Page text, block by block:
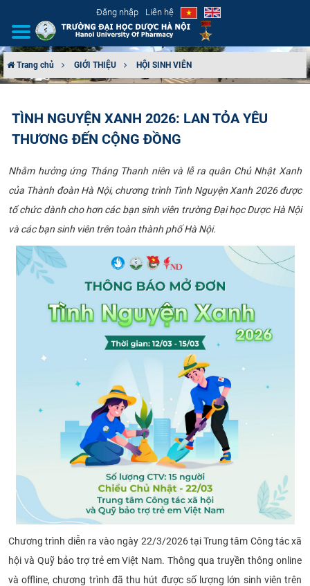
Đăng nhập Liên hệ
CƠ CẤU TỔ CHỨC
ĐÀO TẠO
ĐẢM BẢO CHẤT LƯỢNG
KHOA HỌC CÔNG NGHỆ
CỰU NGƯỜI HỌC
Trang chủ GIỚI THIỆU HỘI SINH VIÊN
TÌNH NGUYỆN XANH 2026: LAN TỎA YÊU
THƯƠNG ĐẾN CỘNG ĐỒNG
Nhằm hưởng ứng Tháng Thanh niên và lễ ra quân Chủ Nhật Xanh
của Thành đoàn Hà Nội, chương trình Tình Nguyện Xanh 2026 được
tổ chức dành cho hơn các bạn sinh viên trường Đại học Dược Hà Nội
và các bạn sinh viên trên toàn thành phố Hà Nội.
Chương trình diễn ra vào ngày 22/3/2026 tại Trung tâm Công tác xã
hội và Quỹ bảo trợ trẻ em Việt Nam. Thông qua truyền thông online
và offline, chương trình đã thu hút được số lượng lớn sinh viên trên